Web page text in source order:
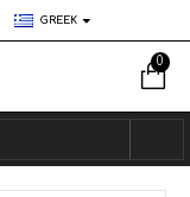
GREEK
0